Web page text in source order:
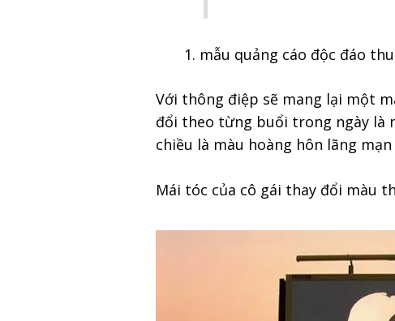
mẫu quảng cáo độc đáo
Với thông điệp sẽ mang lại một
đổi theo từng buổi trong ngày là
chiều là màu hoàng hôn lãng
Mái tóc của cô gái thay đổi màu